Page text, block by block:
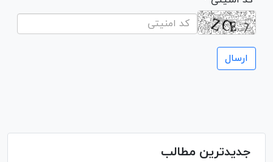
جدیدترین مطالب